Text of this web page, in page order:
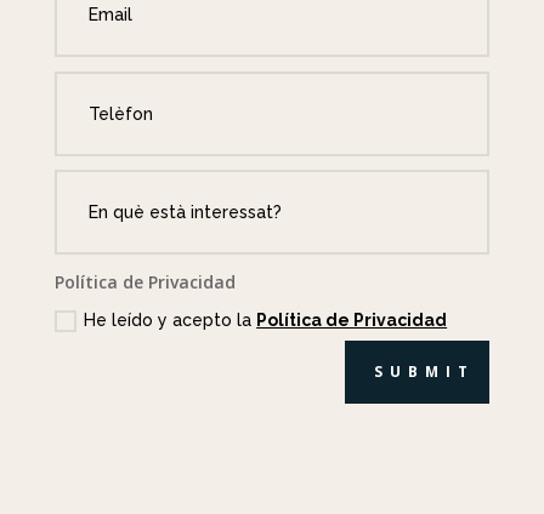
Política de Privacidad
He leído y acepto la Política de Privacidad
SUBMIT